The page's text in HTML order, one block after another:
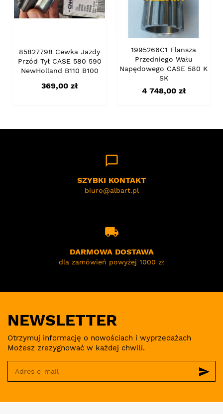
85827798 Cewka Jazdy
Przód Tył CASE 580 590
NewHolland B110 B100
Cena
369,00 zł
1995266C1 Flansza
Przedniego Wału
Napędowego CASE 580 K
SK
Cena
4 748,00 zł
chat_bubble_outline
SZYBKI KONTAKT
biuro@albart.pl
local_shipping
DARMOWA DOSTAWA
dla zamówień powyżej 1000 zł
NEWSLETTER
Otrzymuj informację o nowościach i wyprzedażach
Możesz zrezygnować w każdej chwili.
send